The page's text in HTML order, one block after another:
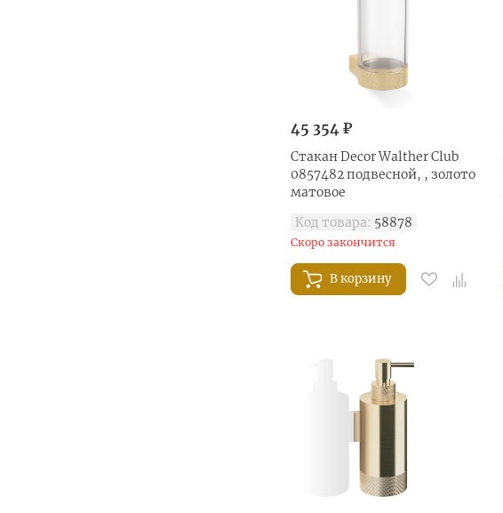
45 354 ₽
Стакан Decor Walther Club
0857482 подвесной, , золото
матовое
Код товара: 58878
Скоро закончится
В корзину